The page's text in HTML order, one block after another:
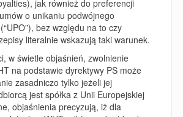
, jak również do preferencji
o unikaniu podwójnego
bez względu na to czy
literalnie wskazują taki warunek.
w świetle objaśnień, zwolnienie
na podstawie dyrektywy PS może
zasadniczo tylko jeżeli jej
jest spółka z Unii Europejskiej
objaśnienia precyzują, iż dla